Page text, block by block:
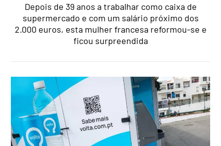
Depois de 39 anos a trabalhar como caixa de
supermercado e com um salário próximo dos
2.000 euros, esta mulher francesa reformou-se e
ficou surpreendida